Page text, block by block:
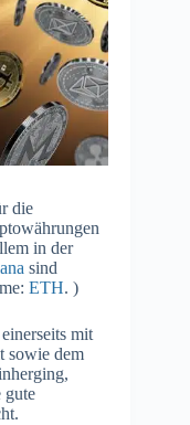
die
in der
sind
ETH. )
mit
sowie dem
gute